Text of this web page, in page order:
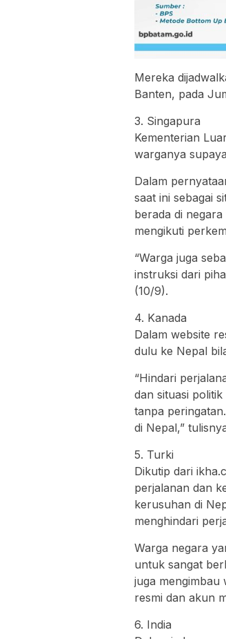
Mereka
Banten, pada
3. Singapura
Kementerian
warganya
Dalam
saat ini sebagai
berada di
mengikuti
“Warga juga
instruksi dari
(10/9).
4. Kanada
Dalam website
dulu ke Nepal
“Hindari
dan situasi
tanpa
di Nepal,”
5. Turki
Dikutip dari
perjalanan dan
kerusuhan di
menghindari
Warga negara
untuk sangat
juga mengimbau
resmi dan akun
6. India